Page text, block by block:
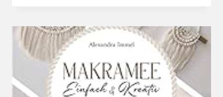
BOHO
DEKO
MAKRAMEE
WANDTEPPICH
MIT